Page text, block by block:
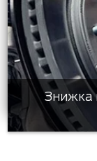
Знижка